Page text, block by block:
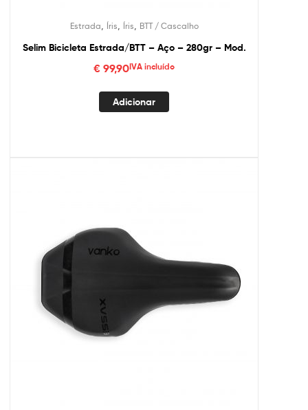
Estrada Íris Íris BTT / Cascalho
Selim Bicicleta Estrada/BTT – Aço – 280gr – Mod.
€ 99,90IVA incluído
Adicionar